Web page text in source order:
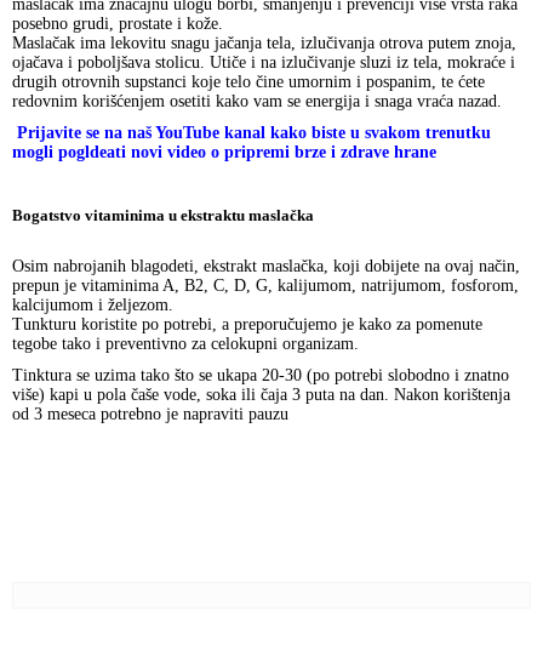
maslačak ima značajnu ulogu borbi, smanjenju i prevenciji više vrsta raka
posebno grudi, prostate i kože.
Maslačak ima lekovitu snagu jačanja tela, izlučivanja otrova putem znoja,
ojačava i poboljšava stolicu. Utiče i na izlučivanje sluzi iz tela, mokraće i
drugih otrovnih supstanci koje telo čine umornim i pospanim, te ćete
redovnim korišćenjem osetiti kako vam se energija i snaga vraća nazad.
Prijavite se na naš YouTube kanal kako biste u svakom trenutku
mogli pogldeati novi video o pripremi brze i zdrave hrane
Bogatstvo vitaminima u ekstraktu maslačka
Osim nabrojanih blagodeti, ekstrakt maslačka, koji dobijete na ovaj način,
prepun je vitaminima A, B2, C, D, G, kalijumom, natrijumom, fosforom,
kalcijumom i željezom.
Tunkturu koristite po potrebi, a preporučujemo je kako za pomenute
tegobe tako i preventivno za celokupni organizam.
Tinktura se uzima tako što se ukapa 20-30 (po potrebi slobodno i znatno
više) kapi u pola čaše vode, soka ili čaja 3 puta na dan. Nakon korištenja
od 3 meseca potrebno je napraviti pauzu